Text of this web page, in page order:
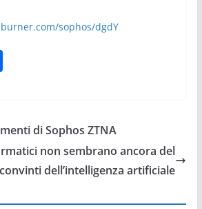
sophos/dgdY
S
e
di Sophos ZTNA
non sembrano ancora del
dell’intelligenza artificiale